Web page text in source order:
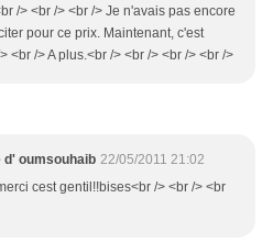
/> <br /> <br /> Je n'avais pas encore
pour ce prix. Maintenant, c'est
<br /> A plus.<br /> <br /> <br /> <br />
d' oumsouhaib 22/05/2011 21:02
cest gentil!!bises<br /> <br /> <br